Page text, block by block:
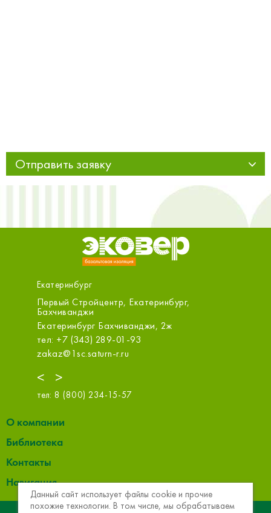
Отправить заявку
Екатеринбург
<
Первый Стройцентр, Екатеринбург,
Бахчиванджи
Екатеринбург Бахчиванджи, 2ж
тел: +7 (343) 289-01-93
zakaz@1sc.saturn-r.ru
>
тел: 8 (800) 234-15-57
О компании
Библиотека
Контакты
Навигация
Данный сайт использует файлы cookie и прочие
похожие технологии. В том числе, мы обрабатываем